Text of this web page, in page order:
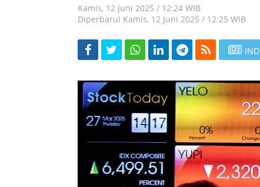
Kamis, 12 Juni 2025 / 12:24 WIB
Diperbarui Kamis, 12 Juni 2025 / 12:25 WIB